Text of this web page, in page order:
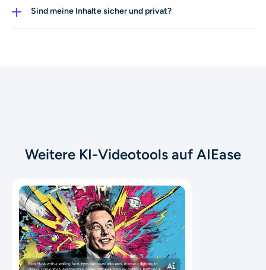
Geburtstagskarten, Birthday-Reels für Social Media und
Sind meine Inhalte sicher und privat?
Weitere KI-Videotools auf AIEase